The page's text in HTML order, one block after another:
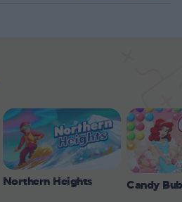
Northern Heights Candy